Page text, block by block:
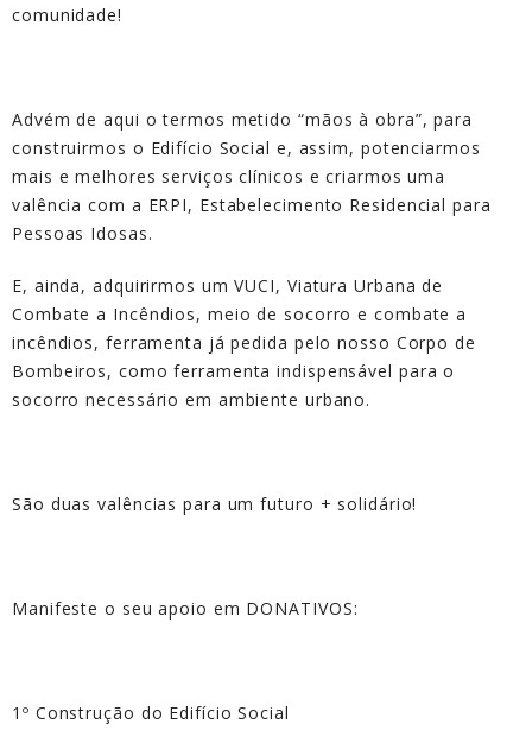
comunidade!
Advém de aqui o termos metido “mãos à obra”, para
construirmos o Edifício Social e, assim, potenciarmos
mais e melhores serviços clínicos e criarmos uma
valência com a ERPI, Estabelecimento Residencial para
Pessoas Idosas.
E, ainda, adquirirmos um VUCI, Viatura Urbana de
Combate a Incêndios, meio de socorro e combate a
incêndios, ferramenta já pedida pelo nosso Corpo de
Bombeiros, como ferramenta indispensável para o
socorro necessário em ambiente urbano.
São duas valências para um futuro + solidário!
Manifeste o seu apoio em DONATIVOS:
1º Construção do Edifício Social